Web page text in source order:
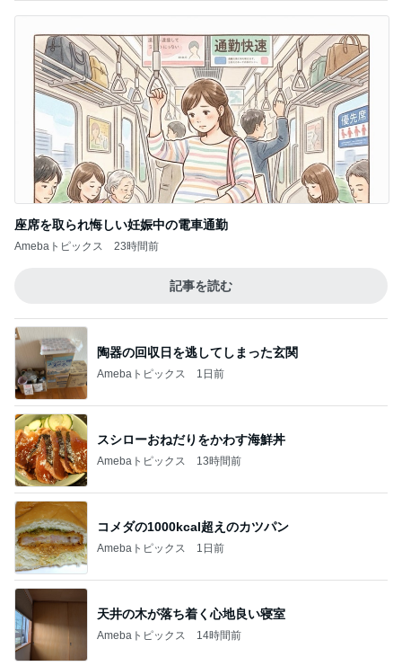
座席を取られ悔しい妊娠中の電車通勤
Amebaトピックス 23時間前
記事を読む
陶器の回収日を逃してしまった玄関
Amebaトピックス 1日前
スシローおねだりをかわす海鮮丼
Amebaトピックス 13時間前
コメダの1000kcal超えのカツパン
Amebaトピックス 1日前
天井の木が落ち着く心地良い寝室
Amebaトピックス 14時間前